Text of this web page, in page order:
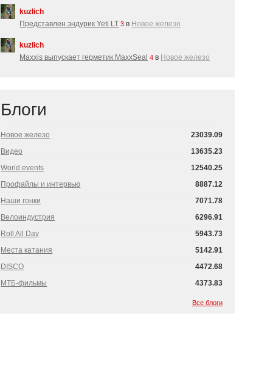
kuzlich
Представлен эндурик Yeti LT 3 в Новое железо
kuzlich
Maxxis выпускает герметик MaxxSeal 4 в Новое железо
Блоги
Новое железо
23039.09
Видео
13635.23
World events
12540.25
Профайлы и интервью
8887.12
Наши гонки
7071.78
Велоиндустрия
6296.91
Roll All Day
5943.73
Места катания
5142.91
DISCO
4472.68
МТБ-фильмы
4373.83
Все блоги